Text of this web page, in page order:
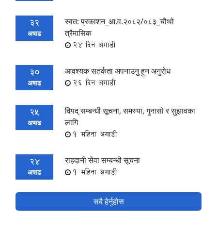
32
अषाढ
स्वत: प्रकाशन_आ.व.२०८२/०८३_चौथो
त्रैमासिक
24 दिन अगाडी
30
अषाढ
आवश्यक सतर्कता अपनाउनु हुन अनुरोध
26 दिन अगाडी
25
अषाढ
विपद् सम्बन्धी सूचना, समस्या, गुनासो र सुझावका
लागि
1 महिना अगाडी
24
अषाढ
राहदानी सेवा सम्बन्धी सूचना
1 महिना अगाडी
सबै हेर्नुहोस